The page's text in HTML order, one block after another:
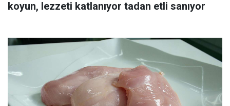
koyun, lezzeti katlanıyor tadan etli sanıyor